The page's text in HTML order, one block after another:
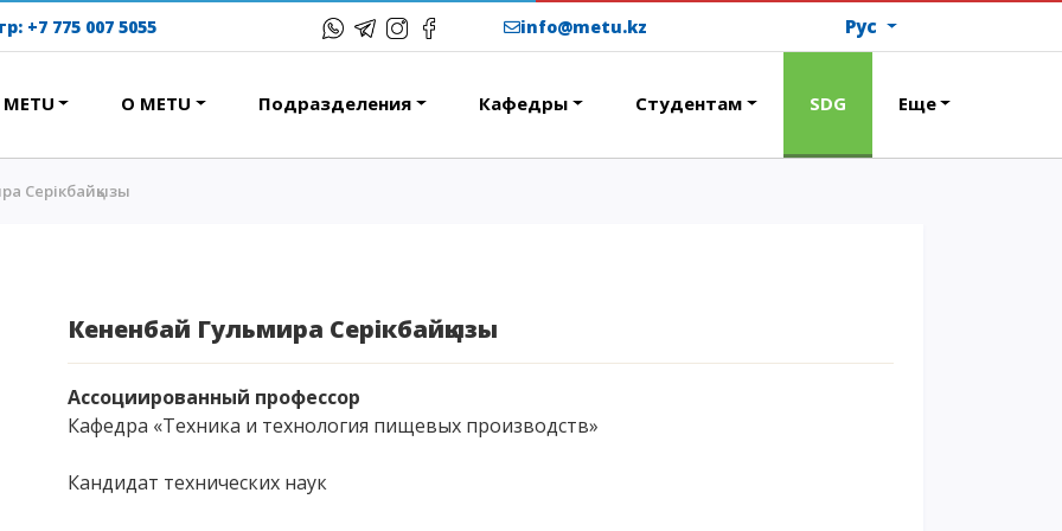
программа АССА
и общежития
studying
Бакалавриат
Магистратура
Докторантура
Второе высшее
дистанционных технологий
+7 775 007 5055 info@metu.kz Рус
О METU Подразделения Кафедры Студентам SDG Еще
Серікбайқызы
Кененбай Гульмира Серікбайқызы
Ассоциированный профессор
Кафедра «Техника и технология пищевых производств»
Кандидат технических наук